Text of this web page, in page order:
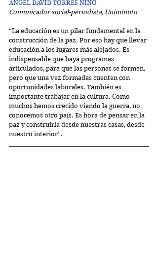
ÁNGEL DAVID TORRES NIÑO
Comunicador social-periodista, Uniminuto
“La educación es un pilar fundamental en la
construcción de la paz. Por eso hay que llevar
educación a los lugares más alejados. Es
indispensable que haya programas
articulados, para que las personas se formen,
pero que una vez formadas cuenten con
oportunidades laborales. También es
importante trabajar en la cultura. Como
muchos hemos crecido viendo la guerra, no
conocemos otro país. Es hora de pensar en la
paz y construirla desde nuestras casas, desde
nuestro interior”.